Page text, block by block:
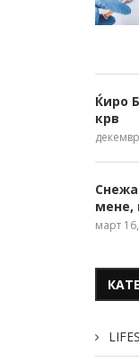
Ќиро
крв
мене,
март